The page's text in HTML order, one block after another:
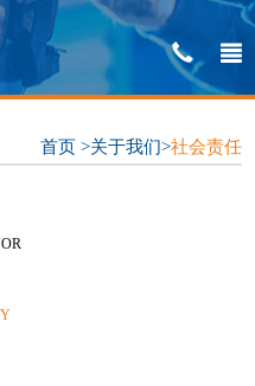
首页>关于我们>社会责任